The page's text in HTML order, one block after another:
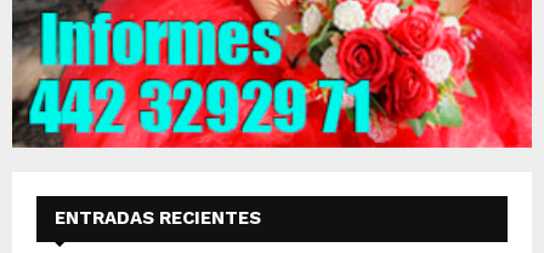
ENTRADAS RECIENTES